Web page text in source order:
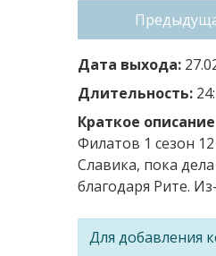
Дата выхода:
Длительность:
Краткое
Филатов 1 сезон
Славика, пока
благодаря Рите.
Для добавления